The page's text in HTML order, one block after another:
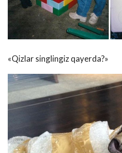
«Qizlar singlingiz qayerda?»